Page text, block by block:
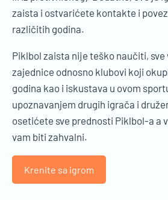
zaista i ostvarićete kontakte i
različitih godina.
Piklbol zaista nije teško naučiti, sve
zajednice odnosno klubovi koji
godina kao i iskustava u ovom
upoznavanjem drugih igrača i
osetićete sve prednosti Piklbol-a a
vam biti zahvalni.
Krenite sa igrom